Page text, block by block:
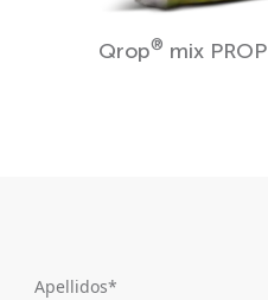
Qrop® mix PROP
Apellidos*